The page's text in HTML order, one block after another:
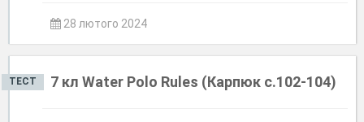
28 лютого 2024
ТЕСТ 7 кл Water Polo Rules (Карпюк с.102-104)